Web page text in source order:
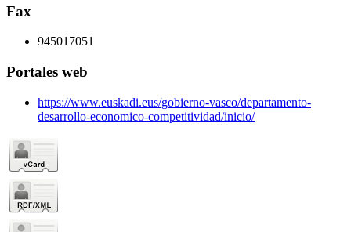
Fax
945017051
Portales web
https://www.euskadi.eus/gobierno-vasco/departamento-
desarrollo-economico-competitividad/inicio/